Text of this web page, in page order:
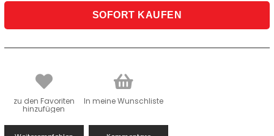
zu den Favoriten
hinzufügen
In meine Wunschliste